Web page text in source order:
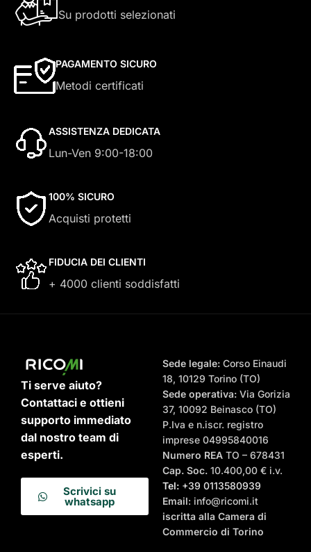
Su prodotti selezionati
PAGAMENTO SICURO
Metodi certificati
ASSISTENZA DEDICATA
Lun-Ven 9:00-18:00
100% SICURO
Acquisti protetti
FIDUCIA DEI CLIENTI
+ 4000 clienti soddisfatti
Ti serve aiuto?
Contattaci e ottieni
supporto immediato
dal nostro team di
esperti.
Scrivici su
whatsapp
Sede legale:Corso Einaudi
18, 10129 Torino (TO)
Sede operativa:Via Gorizia
37, 10092 Beinasco (TO)
P.Iva e n.iscr. registro
imprese 04995840016
Numero REA TO – 678431
Cap. Soc.10.400,00 € i.v.
Tel:+39 0113580939
Email: info@ricomi.it
iscritta alla Camera di
Commercio di Torino